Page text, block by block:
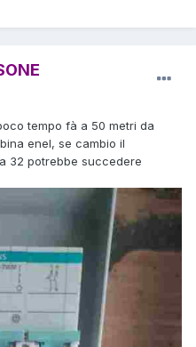
tempo fà a 50 metri da
enel, se cambio il
32 potrebbe succedere